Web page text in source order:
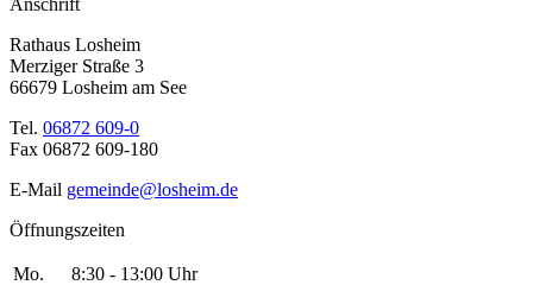
Rathaus Losheim
Merziger Straße 3
66679 Losheim am See
Tel. 06872 609-0
Fax 06872 609-180
E-Mail gemeinde@losheim.de
Öffnungszeiten
Mo.
8:30 - 13:00 Uhr